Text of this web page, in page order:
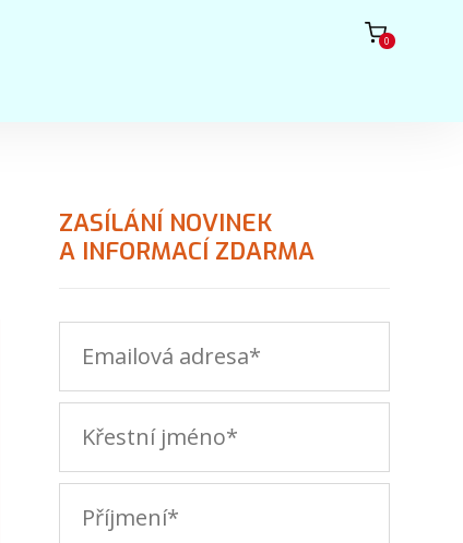
0
ZASÍLÁNÍ NOVINEK
A INFORMACÍ ZDARMA